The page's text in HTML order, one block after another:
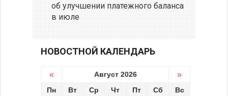
об улучшении платежного баланса
в июле
НОВОСТНОЙ КАЛЕНДАРЬ
« Август 2026 »
Пн Вт Ср Чт Пт Сб Вс